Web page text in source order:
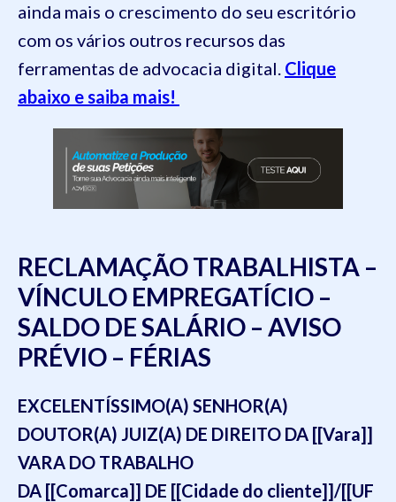
ainda mais o crescimento do seu escritório
com os vários outros recursos das
ferramentas de advocacia digital. Clique
abaixo e saiba mais!
RECLAMAÇÃO TRABALHISTA –
VÍNCULO EMPREGATÍCIO –
SALDO DE SALÁRIO – AVISO
PRÉVIO – FÉRIAS
EXCELENTÍSSIMO(A) SENHOR(A)
DOUTOR(A) JUIZ(A) DE DIREITO DA [[Vara]]
VARA DO TRABALHO
DA [[Comarca]] DE [[Cidade do cliente]]/[[UF